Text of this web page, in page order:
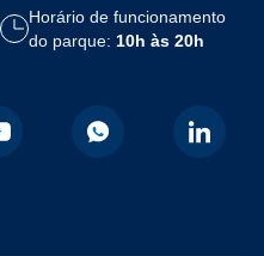
Horário de funcionamento
do parque: 10h às 20h